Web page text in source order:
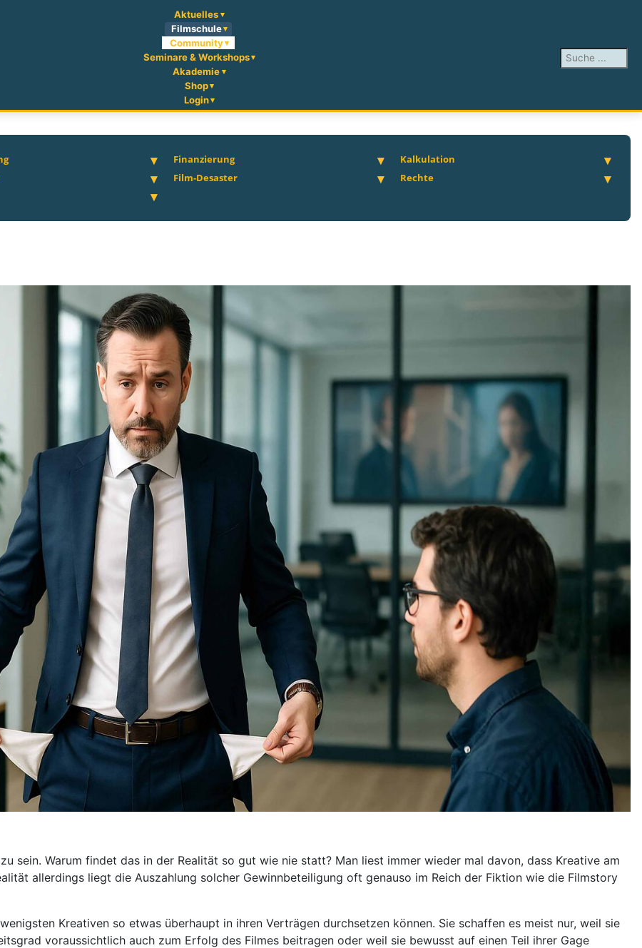
Aktuelles
Filmschule
Community
Seminare & Workshops
Akademie
Shop
Login
Suchen ...
Finanzierung
Kalkulation
Film-Desaster
Rechte
sein. Warum findet das in der Realität so gut wie nie statt? Man liest immer wieder mal davon, dass Kreative am
allerdings liegt die Auszahlung solcher Gewinnbeteiligung oft genauso im Reich der Fiktion wie die Filmstory
Kreativen so etwas überhaupt in ihren Verträgen durchsetzen können. Sie schaffen es meist nur, weil sie
voraussichtlich auch zum Erfolg des Filmes beitragen oder weil sie bewusst auf einen Teil ihrer Gage